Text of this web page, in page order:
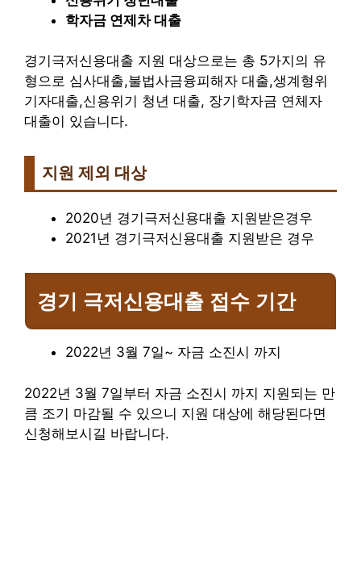
학자금 연제차 대출
경기극저신용대출 지원 대상으로는 총 5가지의 유
형으로 심사대출,불법사금융피해자 대출,생계형위
기자대출,신용위기 청년 대출, 장기학자금 연체자
대출이 있습니다.
지원 제외 대상
2020년 경기극저신용대출 지원받은경우
2021년 경기극저신용대출 지원받은 경우
경기 극저신용대출 접수 기간
2022년 3월 7일~ 자금 소진시 까지
2022년 3월 7일부터 자금 소진시 까지 지원되는 만
큼 조기 마감될 수 있으니 지원 대상에 해당된다면
신청해보시길 바랍니다.